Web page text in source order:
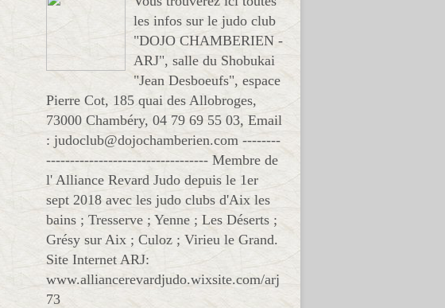
les infos sur le judo club
"DOJO CHAMBERIEN -
ARJ", salle du Shobukai
"Jean Desboeufs", espace
Pierre Cot, 185 quai des Allobroges,
73000 Chambéry, 04 79 69 55 03, Email
: judoclub@dojochamberien.com --------
---------------------------------- Membre de
l' Alliance Revard Judo depuis le 1er
sept 2018 avec les judo clubs d'Aix les
bains ; Tresserve ; Yenne ; Les Déserts ;
Grésy sur Aix ; Culoz ; Virieu le Grand.
Site Internet ARJ:
www.alliancerevardjudo.wixsite.com/arj
73